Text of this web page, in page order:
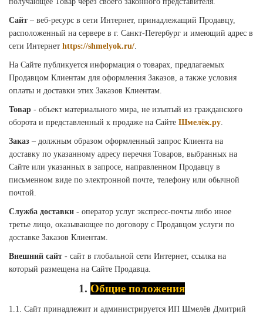
Сайт – веб-ресурс в сети Интернет, принадлежащий Продавцу,
расположенный на сервере в г. Санкт-Петербург и имеющий адрес в
сети Интернет https://shmelyok.ru/
На Сайте публикуется информация о товарах, предлагаемых
Продавцом Клиентам для оформления Заказов, а также условия
оплаты и доставки этих Заказов Клиентам.
Товар - объект материального мира, не изъятый из гражданского
оборота и представленный к продаже на Сайте Шмелёк.ру
Заказ – должным образом оформленный запрос Клиента на
доставку по указанному адресу перечня Товаров, выбранных на
Сайте или указанных в запросе, направленном Продавцу в
письменном виде по электронной почте, телефону или обычной
почтой.
Служба доставки - оператор услуг экспресс-почты либо иное
третье лицо, оказывающее по договору с Продавцом услуги по
доставке Заказов Клиентам.
Внешний сайт - сайт в глобальной сети Интернет, ссылка на
который размещена на Сайте Продавца.
1. Общие положения
1.1. Сайт принадлежит и администрируется ИП Шмелёв Дмитрий